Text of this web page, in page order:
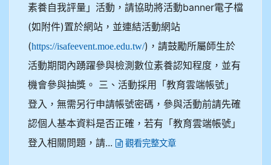
素養自我評量」活動，請協助將活動banner電子檔
(如附件)置於網站，並連結活動網站
(https://isafeevent.moe.edu.tw/)，請鼓勵所屬師生於
活動期間內踴躍參與檢測數位素養認知程度，並有
機會參與抽獎。 三、活動採用「教育雲端帳號」
登入，無需另行申請帳號密碼，參與活動前請先確
認個人基本資料是否正確，若有「教育雲端帳號」
登入相關問題，請...
觀看完整文章